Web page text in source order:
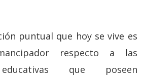
que hoy se vive es
respecto a las
que poseen